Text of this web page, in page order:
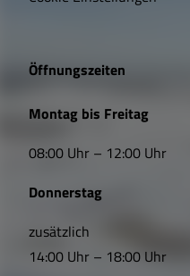
e
L
n
k
s
Öffnungszeiten
Montag bis Freitag
08:00 Uhr – 12:00 Uhr
Donnerstag
zusätzlich
14:00 Uhr – 18:00 Uhr